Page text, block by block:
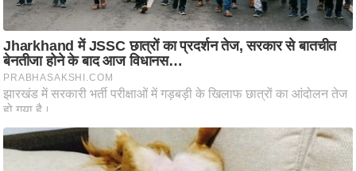
र्म
स्थ
ल
व्र
त
हा